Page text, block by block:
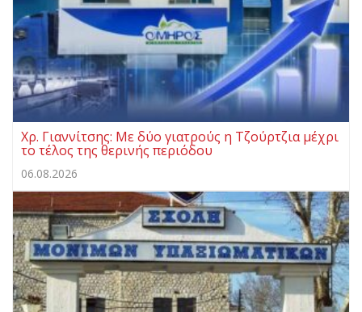
Χρ. Γιαννίτσης: Με δύο γιατρούς η Τζούρτζια μέχρι
το τέλος της θερινής περιόδου
06.08.2026